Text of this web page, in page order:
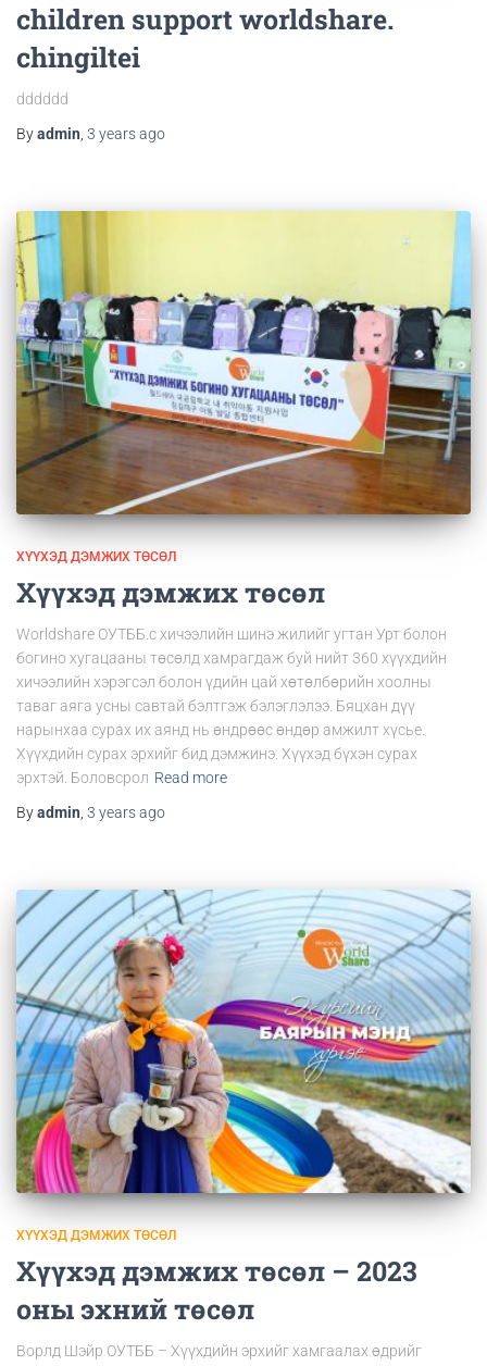
children support worldshare.
chingiltei
dddddd
Byadmin, 3 yearsago
ХҮҮХЭД ДЭМЖИХ ТӨСӨЛ
Хүүхэд дэмжих төсөл
Worldshare ОУТББ.с хичээлийн шинэ жилийг угтан Урт болон
богино хугацааны төсөлд хамрагдаж буй нийт 360 хүүхдийн
хичээлийн хэрэгсэл болон үдийн цай хөтөлбөрийн хоолны
таваг аяга усны савтай бэлтгэж бэлэглэлээ. Бяцхан дүү
нарынхаа сурах их аянд нь өндрөөс өндөр амжилт хүсье.
Хүүхдийн сурах эрхийг бид дэмжинэ. Хүүхэд бүхэн сурах
эрхтэй. Боловсрол Read more
Byadmin 3 yearsago
ХҮҮХЭД ДЭМЖИХ ТӨСӨЛ
Хүүхэд дэмжих төсөл – 2023
оны эхний төсөл
Ворлд Шэйр ОУТББ – Хүүхдийн эрхийг хамгаалах өдрийг